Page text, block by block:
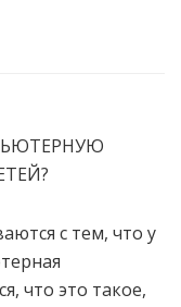
с тем, что у
что это такое,